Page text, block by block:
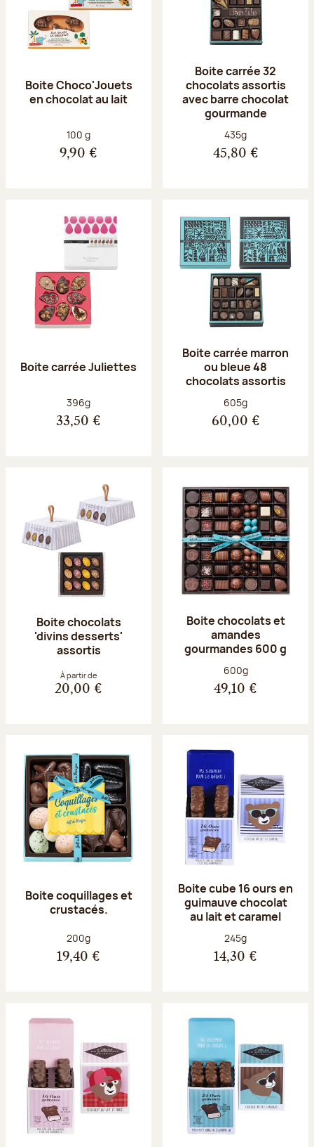
Boite Choco'Jouets
en chocolat au lait
Poids net :
100 g
9,90 €
Boite carrée 32
chocolats assortis
avec barre chocolat
gourmande
Poids net :
435g
45,80 €
Boite carrée Juliettes
Poids net :
396g
33,50 €
Boite carrée marron
ou bleue 48
chocolats assortis
Poids net :
605g
60,00 €
Boite chocolats
'divins desserts'
assortis
À partir de
20,00 €
Boite chocolats et
amandes
gourmandes 600 g
Poids net :
600g
49,10 €
Boite coquillages et
crustacés.
Poids net :
200g
19,40 €
Boite cube 16 ours en
guimauve chocolat
au lait et caramel
Poids net :
245g
14,30 €